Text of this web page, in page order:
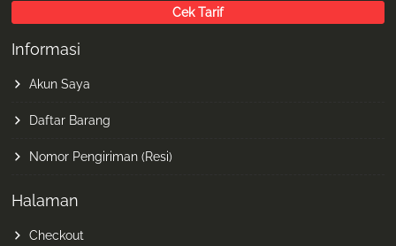
Informasi
Akun Saya
Daftar Barang
Nomor Pengiriman (Resi)
Halaman
Checkout